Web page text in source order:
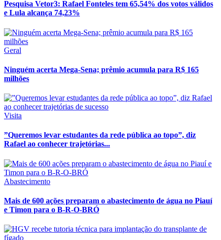
Pesquisa Vetor3: Rafael Fonteles tem 65,54% dos votos válidos
e Lula alcança 74,23%
Geral
Ninguém acerta Mega-Sena; prêmio acumula para R$ 165
milhões
Visita
”Queremos levar estudantes da rede pública ao topo”, diz
Rafael ao conhecer trajetórias...
Abastecimento
Mais de 600 ações preparam o abastecimento de água no Piauí
e Timon para o B-R-O-BRÓ